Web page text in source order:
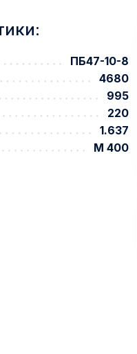
ПБ47-10-8
4680
995
220
1.637
М 400